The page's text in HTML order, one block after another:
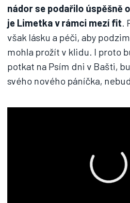
nádor se podařilo úspěšně
je Limetka v rámci mezí fit.
však lásku a péči, aby
mohla prožít v klidu. I proto
potkat na Psím dni v Bašti,
svého nového páníčka,